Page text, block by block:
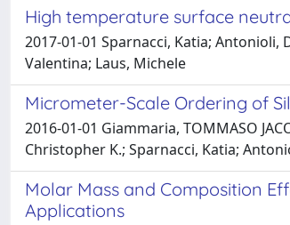
High temperature surface
2017-01-01 Sparnacci, Katia; Antonioli,
Valentina; Laus, Michele
Micrometer-Scale Ordering of
2016-01-01 Giammaria, TOMMASO
Christopher K.; Sparnacci, Katia;
Molar Mass and Composition
Applications